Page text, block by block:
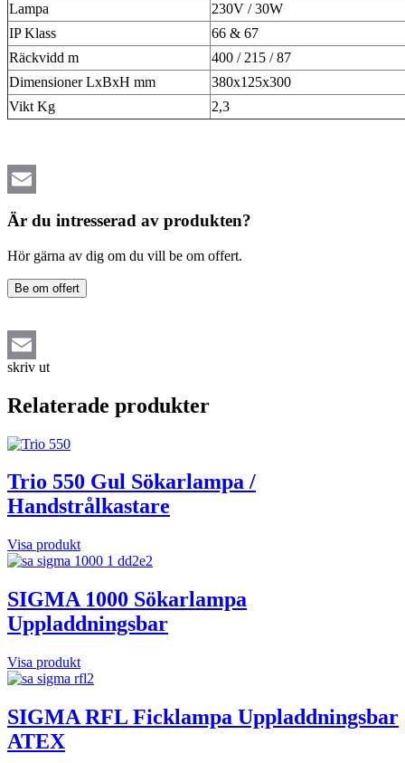
Lampa
230V / 30W
IP Klass
66 & 67
Räckvidd m
400 / 215 / 87
Dimensioner LxBxH mm
380x125x300
Vikt Kg
2,3
Email
Är du intresserad av produkten?
Hör gärna av dig om du vill be om offert.
Be om offert
Email
skriv ut
Relaterade produkter
Trio 550 Gul Sökarlampa /
Handstrålkastare
Visa produkt
SIGMA 1000 Sökarlampa
Uppladdningsbar
Visa produkt
SIGMA RFL Ficklampa Uppladdningsbar
ATEX